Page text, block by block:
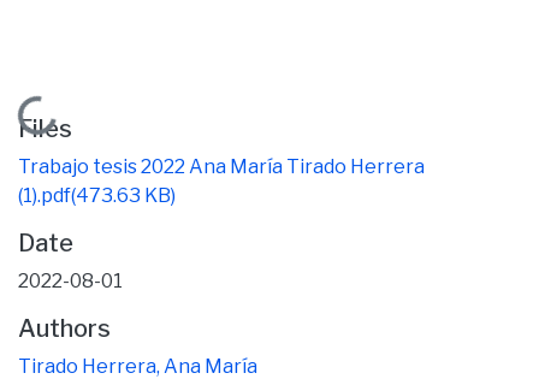
Loading...
Files
Trabajo tesis 2022 Ana María Tirado Herrera
(1).pdf(473.63 KB)
Date
2022-08-01
Authors
Tirado Herrera, Ana María